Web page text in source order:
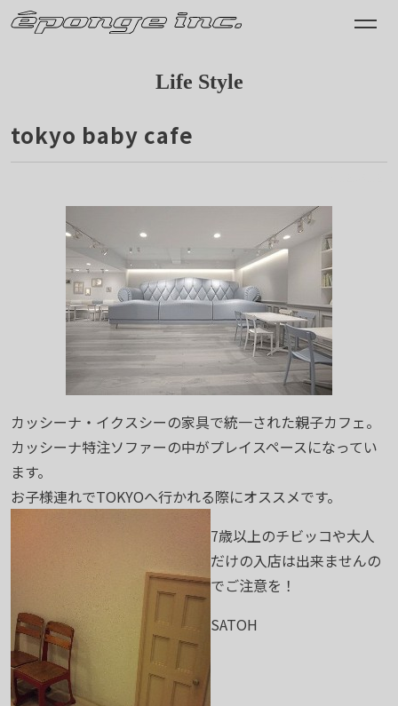
Life Style
tokyo baby cafe
カッシーナ・イクスシーの家具で統一された親子カフェ。
カッシーナ特注ソファーの中がプレイスペースになってい
ます。
お子様連れでTOKYOへ行かれる際にオススメです。
7歳以上のチビッコや大人
だけの入店は出来ませんの
でご注意を！
SATOH